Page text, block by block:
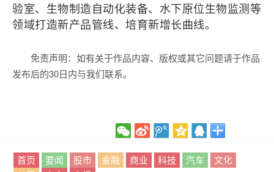
验室、生物制造自动化装备、水下原位生物监测等
领域打造新产品管线、培育新增长曲线。
免责声明：如有关于作品内容、版权或其它问题请于作品
发布后的30日内与我们联系。
首页 要闻 股市 金融 商业 科技 汽车
文化